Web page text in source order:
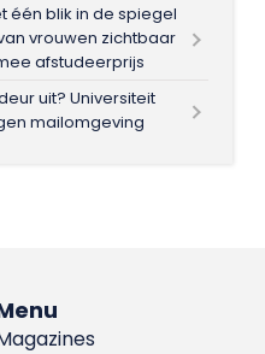
één blik in de spiegel
vrouwen zichtbaar
afstudeerprijs
uit? Universiteit
mailomgeving